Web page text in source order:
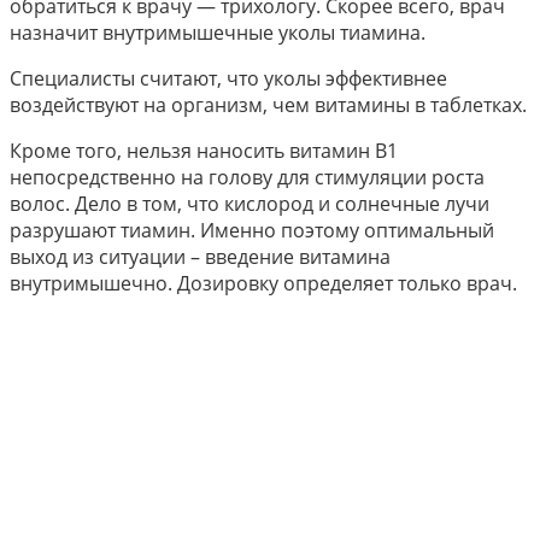
обратиться к врачу — трихологу. Скорее всего, врач
назначит внутримышечные уколы тиамина.
Специалисты считают, что уколы эффективнее
воздействуют на организм, чем витамины в таблетках.
Кроме того, нельзя наносить витамин В1
непосредственно на голову для стимуляции роста
волос. Дело в том, что кислород и солнечные лучи
разрушают тиамин. Именно поэтому оптимальный
выход из ситуации – введение витамина
внутримышечно. Дозировку определяет только врач.